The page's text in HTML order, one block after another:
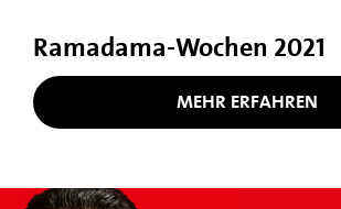
Ramadama-Wochen 2021
MEHR ERFAHREN